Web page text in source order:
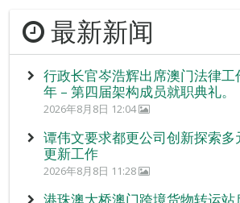
最新新闻
行政长官岑浩辉出席澳门法律工
年 – 第四届架构成员就职典礼。
2026年8月8日 12:04
谭伟文要求都更公司创新探索
更新工作
2026年8月8日 11:28